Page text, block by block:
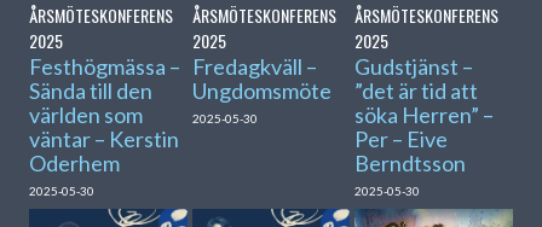
ÅRSMÖTESKONFERENS
2025
Festhögmässa –
Sända till den
världen som
väntar – Kerstin
Oderhem
2025-05-30
ÅRSMÖTESKONFERENS
2025
Fredagkväll –
Ungdomsmöte
2025-05-30
ÅRSMÖTESKONFERENS
2025
Gudstjänst –
”det är tid att
söka Herren” –
Per – Eive
Berndtsson
2025-05-30